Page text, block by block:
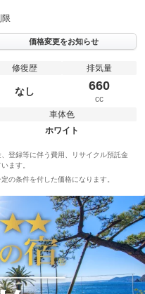
限
価格変更をお知らせ
修復歴
なし
排気量
660
cc
車体色
ホワイト
登録等に伴う費用、リサイクル預託金
ます。
の条件を付した価格になります。